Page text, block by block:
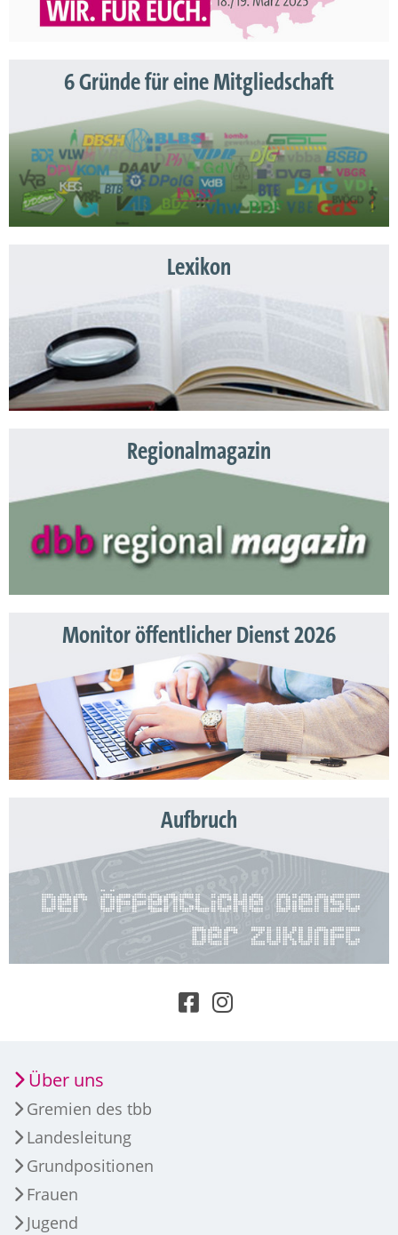
6 Gründe für eine Mitgliedschaft
Lexikon
Regionalmagazin
Monitor öffentlicher Dienst 2026
Aufbruch
Über uns
Gremien des tbb
Landesleitung
Grundpositionen
Frauen
Jugend